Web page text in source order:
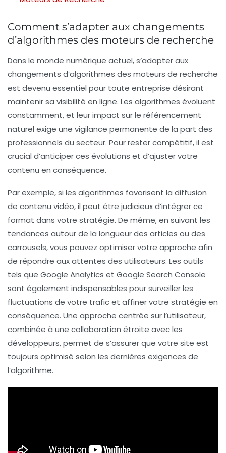
Comment s’adapter aux changements
d’algorithmes des moteurs de recherche
Dans le monde numérique actuel,s’adapteraux
changements d’algorithmes des moteurs de recherche
est devenu essentiel pour toute entreprise désirant
maintenir sa visibilité en ligne. Les algorithmes évoluent
constamment, et leur impact sur le référencement
naturel exige une vigilance permanente de la part des
professionnels du secteur. Pour rester compétitif, il est
crucial d’anticiper ces évolutions et d’ajuster votre
contenu en conséquence.
Par exemple, si les algorithmes favorisent la diffusion
de contenu vidéo, il peut être judicieux d’intégrer ce
format dans votre stratégie. De même, en suivant les
tendances autour de la longueur des articles ou des
carrousels, vous pouvez optimiser votre approche afin
de répondre aux attentes des utilisateurs. Les outils
tels que Google Analytics et Google Search Console
sont également indispensables pour surveiller les
fluctuations de votre trafic et affiner votre stratégie en
conséquence. Une approche centrée sur l’utilisateur,
combinée à une collaboration étroite avec les
développeurs, permet de s’assurer que votre site est
toujours optimisé selon les dernières exigences de
l’algorithme.